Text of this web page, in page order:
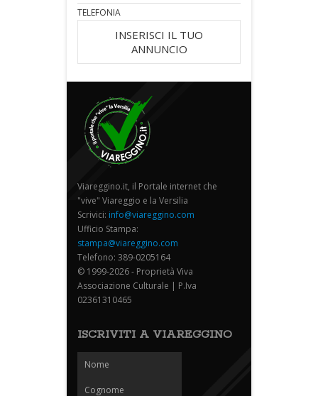
TELEFONIA
INSERISCI IL TUO
ANNUNCIO
Viareggino.it, il Portale internet che
"vive" Viareggio e la Versilia
Scrivici: info@viareggino.com
Ufficio Stampa:
stampa@viareggino.com
Telefono: 389-0205164
© 1999-2026 - Proprietà Viva
Associazione Culturale | P.Iva
02361310465
ISCRIVITI A VIAREGGINO